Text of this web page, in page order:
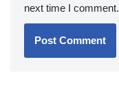
next time I comment.